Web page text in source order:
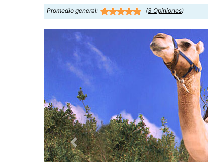
Promedio general: (3 Opiniones)